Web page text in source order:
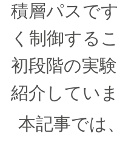
積層パスで
く制御する
初段階の実
紹介していま
本記事では